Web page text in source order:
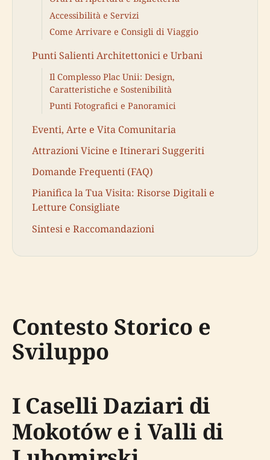
Accessibilità e Servizi
Come Arrivare e Consigli di Viaggio
Punti Salienti Architettonici e Urbani
Il Complesso Plac Unii: Design,
Caratteristiche e Sostenibilità
Punti Fotografici e Panoramici
Eventi, Arte e Vita Comunitaria
Attrazioni Vicine e Itinerari Suggeriti
Domande Frequenti (FAQ)
Pianifica la Tua Visita: Risorse Digitali e
Letture Consigliate
Sintesi e Raccomandazioni
Contesto Storico e
Sviluppo
I Caselli Daziari di
Mokotów e i Valli di